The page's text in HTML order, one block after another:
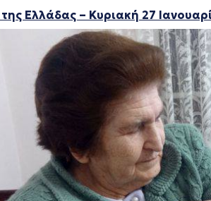
Ελλάδας – Κυριακή 27